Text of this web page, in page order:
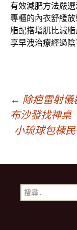
有效減肥方法嚴
專櫃的內衣舒緩
脂配搭增肌比減
享早洩治療經過陰
文
章
導
覽
← 除疤雷射
布沙發找神桌
小琉球包棟
搜
尋